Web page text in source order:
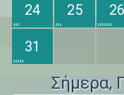
24 25 26
31
Σήμερα,